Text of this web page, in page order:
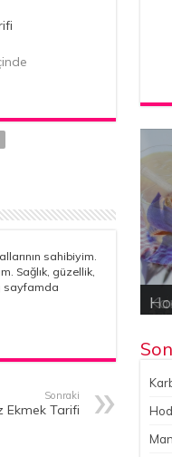
sahibiyim.
Sağlık, güzellik,
sayfamda
Sonraki
Ekmek Tarifi